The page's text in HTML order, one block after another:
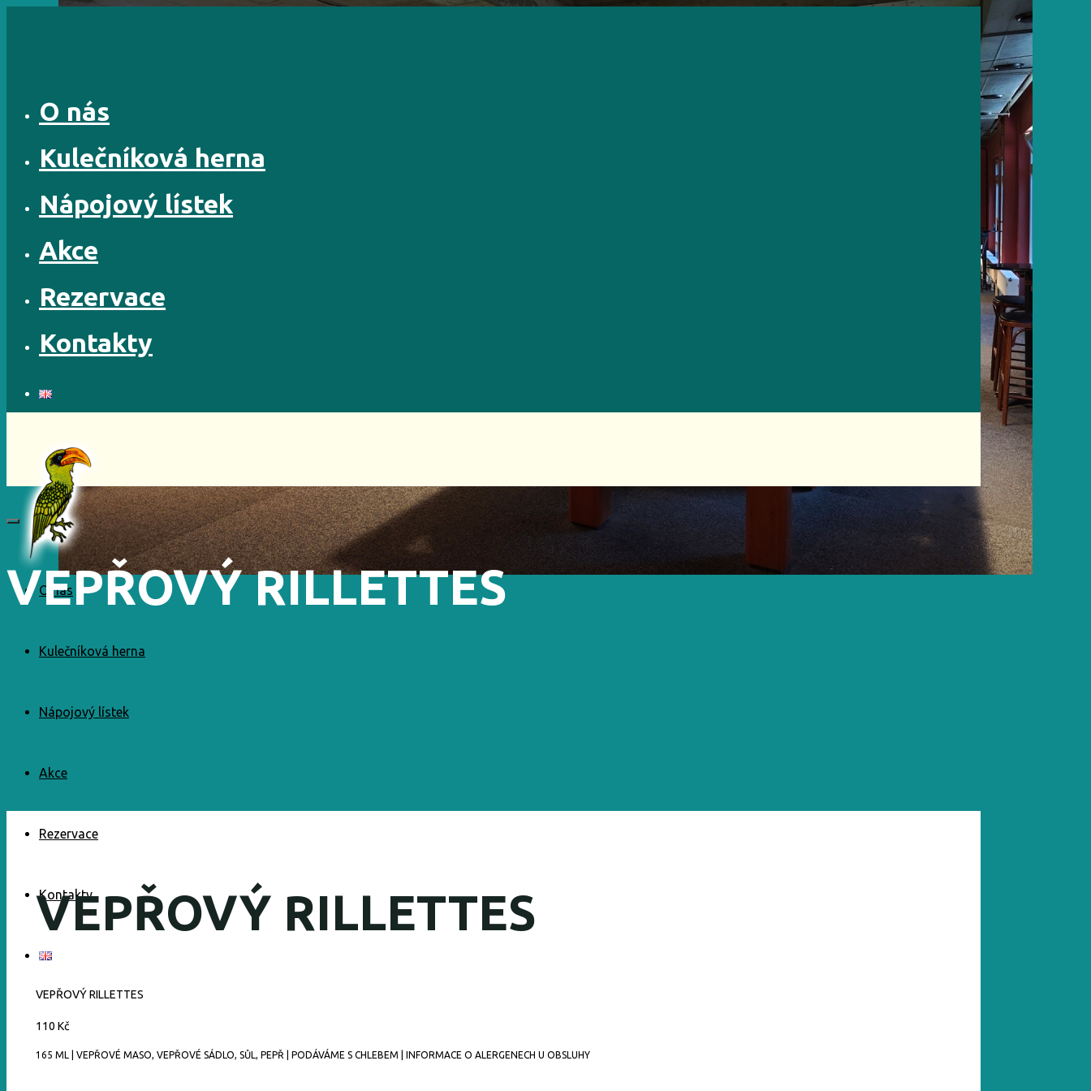
O nás
Kulečníková herna
Nápojový lístek
Akce
Rezervace
Kontakty
O nás
Kulečníková herna
Nápojový lístek
Akce
Rezervace
Kontakty
VEPŘOVÝ RILLETTES
VEPŘOVÝ RILLETTES
VEPŘOVÝ RILLETTES
110 Kč
165 ML | VEPŘOVÉ MASO, VEPŘOVÉ SÁDLO, SŮL, PEPŘ | PODÁVÁME S CHLEBEM | INFORMACE O ALERGENECH U OBSLUHY